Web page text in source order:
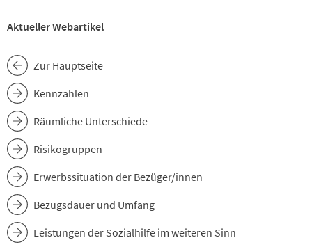
Aktueller Webartikel
Zur Hauptseite
Kennzahlen
Räumliche Unterschiede
Risikogruppen
Erwerbssituation der Bezüger/innen
Bezugsdauer und Umfang
Leistungen der Sozialhilfe im weiteren Sinn